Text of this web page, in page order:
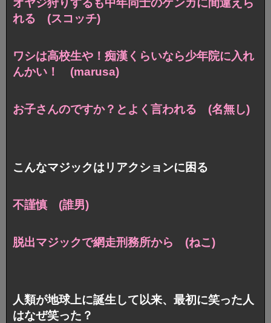
オヤジ狩りするも中年同士のケンカに間違えら
れる (スコッチ)
ワシは高校生や！痴漢くらいなら少年院に入れ
んかい！ (marusa)
お子さんのですか？とよく言われる (名無し)
こんなマジックはリアクションに困る
不謹慎 (誰男)
脱出マジックで網走刑務所から (ねこ)
人類が地球上に誕生して以来、最初に笑った人
はなぜ笑った？